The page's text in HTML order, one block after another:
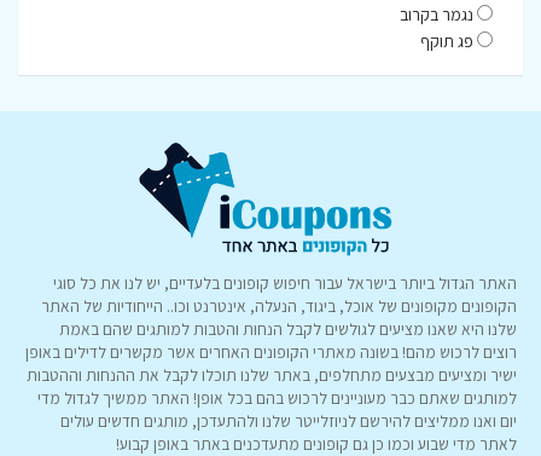
נגמר בקרוב
פג תוקף
האתר הגדול ביותר בישראל עבור חיפוש קופונים בלעדיים, יש לנו את כל סוגי
הקופונים מקופונים של אוכל, ביגוד, הנעלה, אינטרנט וכו.. הייחודיות של האתר
שלנו היא שאנו מציעים לגולשים לקבל הנחות והטבות למותגים שהם באמת
רוצים לרכוש מהם! בשונה מאתרי הקופונים האחרים אשר מקשרים לדילים באופן
ישיר ומציעים מבצעים מתחלפים, באתר שלנו תוכלו לקבל את ההנחות וההטבות
למותגים שאתם כבר מעוניינים לרכוש בהם בכל אופן! האתר ממשיך לגדול מדי
יום ואנו ממליצים להירשם לניוזלייטר שלנו ולהתעדכן, מותגים חדשים עולים
לאתר מדי שבוע וכמו כן גם קופונים מתעדכנים באתר באופן קבוע!